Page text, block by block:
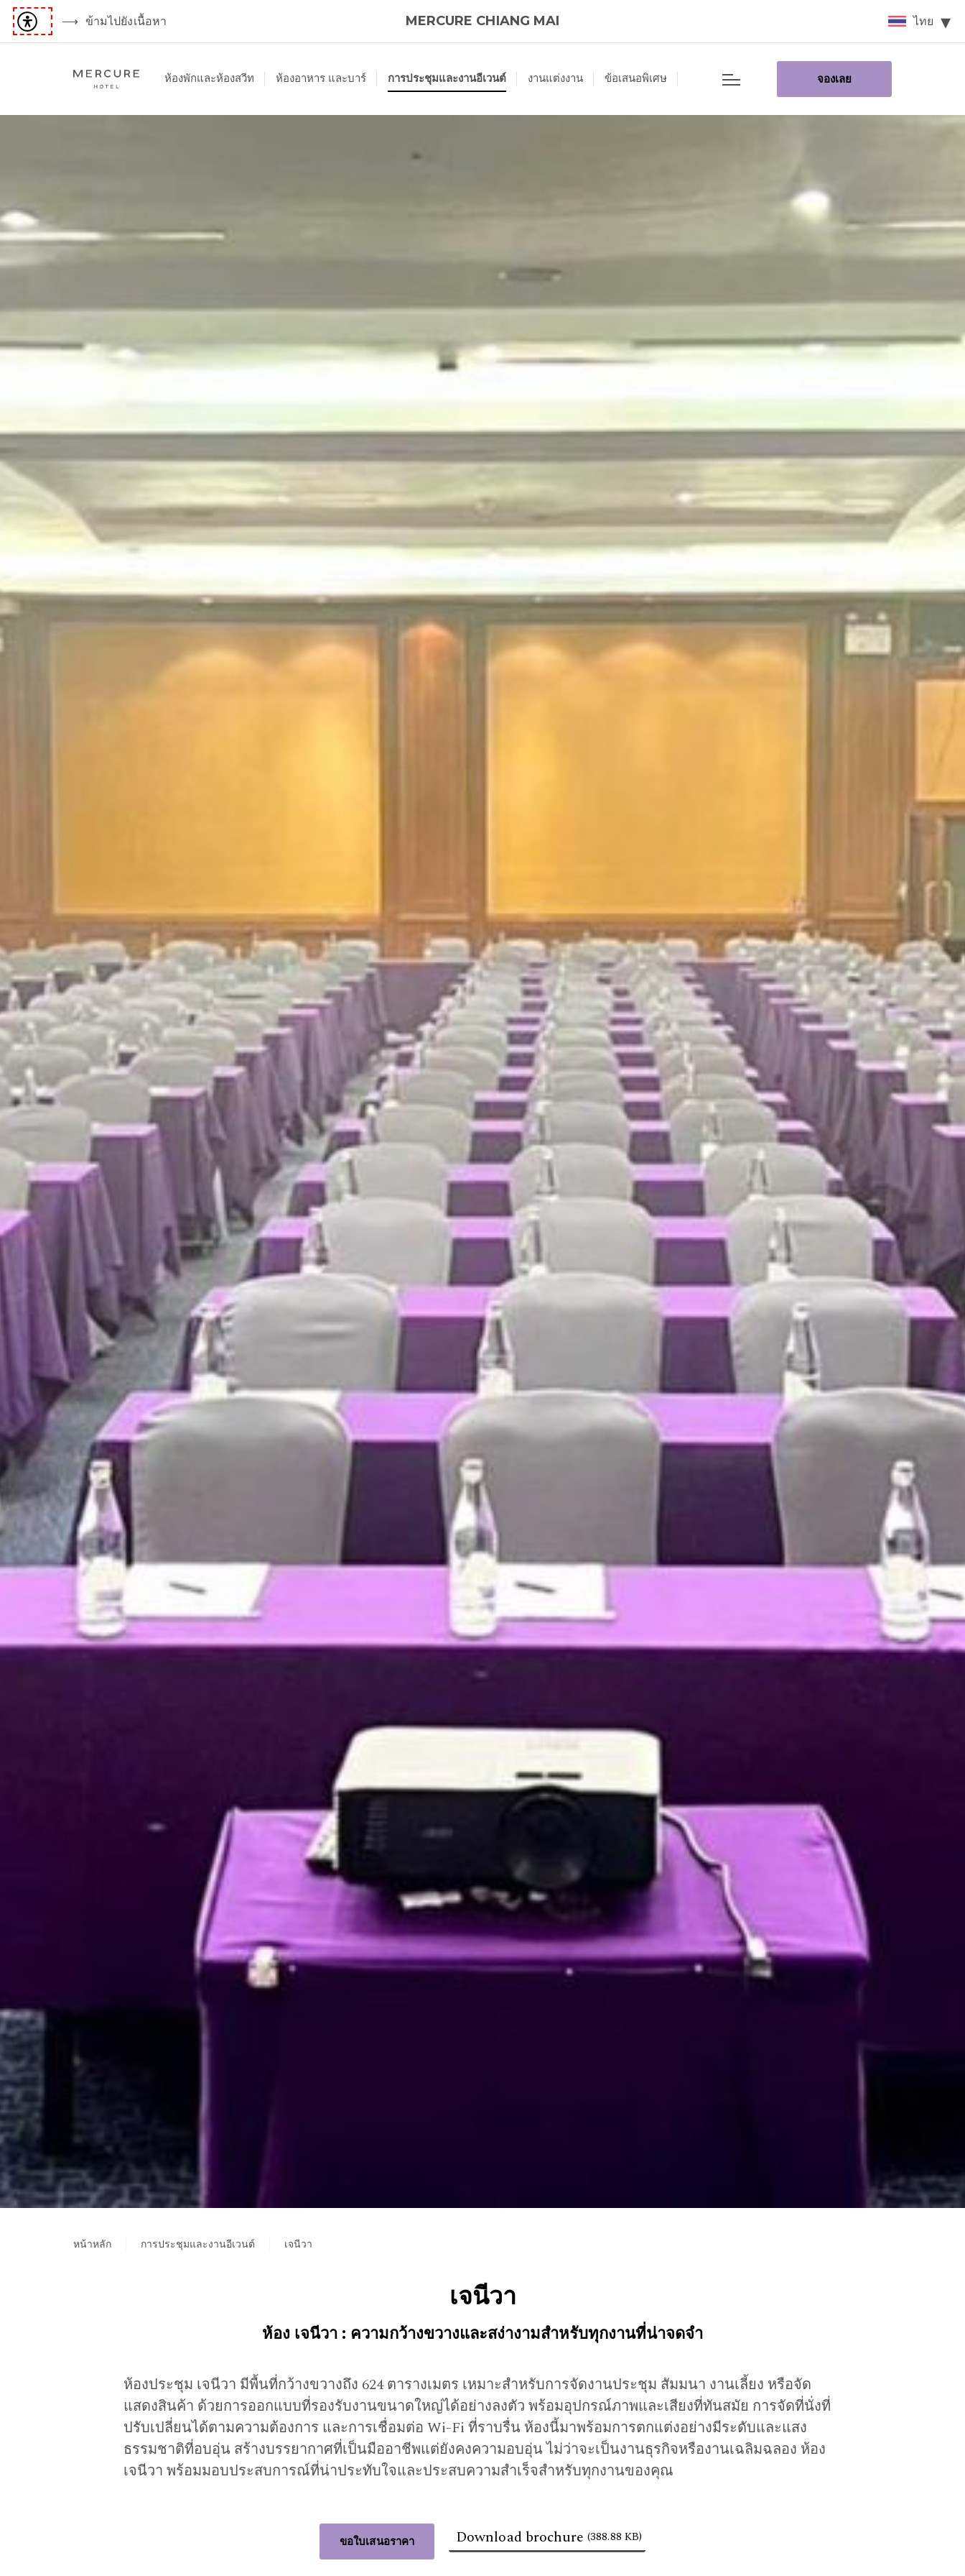
ข้ามไปยังเนื้อหา MERCURE CHIANG MAI ไทย
ห้องพักและห้องสวีท ห้องอาหาร และบาร์ การประชุมและงานอีเวนต์ งานแต่งงาน ข้อเสนอพิเศษ จองเลย
หน้าหลัก การประชุมและงานอีเวนต์ เจนีวา
เจนีวา
ห้อง เจนีวา : ความกว้างขวางและสง่างามสำหรับทุกงานที่น่าจดจำ
ห้องประชุม เจนีวา มีพื้นที่กว้างขวางถึง 624 ตารางเมตร เหมาะสำหรับการจัดงานประชุม สัมมนา งานเลี้ยง หรือจัด
แสดงสินค้า ด้วยการออกแบบที่รองรับงานขนาดใหญ่ได้อย่างลงตัว พร้อมอุปกรณ์ภาพและเสียงที่ทันสมัย การจัดที่นั่งที่
ปรับเปลี่ยนได้ตามความต้องการ และการเชื่อมต่อ Wi-Fi ที่ราบรื่น ห้องนี้มาพร้อมการตกแต่งอย่างมีระดับและแสง
ธรรมชาติที่อบอุ่น สร้างบรรยากาศที่เป็นมืออาชีพแต่ยังคงความอบอุ่น ไม่ว่าจะเป็นงานธุรกิจหรืองานเฉลิมฉลอง ห้อง
เจนีวา พร้อมมอบประสบการณ์ที่น่าประทับใจและประสบความสำเร็จสำหรับทุกงานของคุณ
ขอใบเสนอราคา Download brochure (388.88 KB)